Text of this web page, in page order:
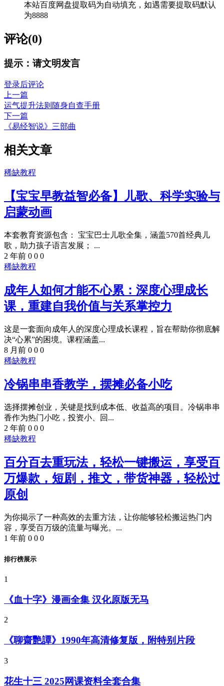
本站百度网盘提取码为自动填充，如遇需要提取码默认
为8888
评论(0)
提示：请文明发言
登录后评论
上一篇
运气提升法则随身自查手册
下一篇
《易经智说》三部曲
相关文章
稀缺教程
【宝宝早教益智必备】儿歌、科学实验与
启蒙动画
本套教育资源包含： 宝宝巴士儿歌全集，涵盖570首经典儿
歌，助力孩子语言发展； ...
2 年前 0 0 0
稀缺教程
成年人如何才能不心累：深度心理成长
课，重建自我价值与关系掌控力
这是一套面向成年人的深度心理成长课程，旨在帮助你彻底解
决“心累”的困境。课程涵盖...
8 月前 0 0 0
稀缺教程
冷锅串串香教学，摆摊必备小吃
选择摆摊创业，关键是找到成本低、收益高的项目。冷锅串串
香作为热门小吃，投资小、回...
2 年前 0 0 0
稀缺教程
百分百去重玩法，轻松一键搬运，享受百
万爆款，短剧，推文，带货神器，轻松过
原创
为你揭示了一种高效的去重方法，让你能够轻松搬运热门内
容，享受百万级的流量与曝光。...
1 年前 0 0 0
排行榜展示
1
《血十字》漫画全集 汉化原版无马
2
《聊齋艷譚》1990年高清修复版，附特别片段
3
花生十三 2025网课资料全套合集